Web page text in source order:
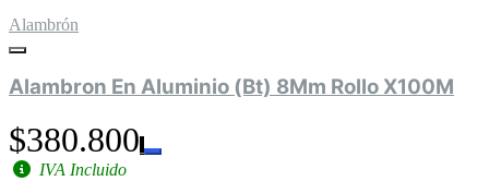
Alambrón
Alambron En Aluminio (Bt) 8Mm Rollo X100M
$380.800
IVA Incluido